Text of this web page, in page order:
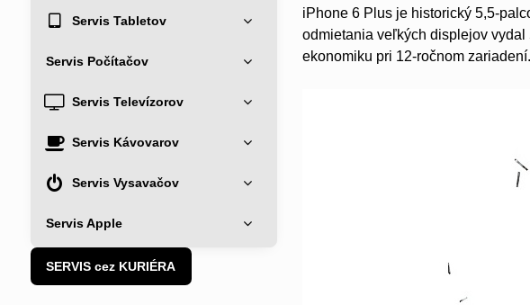
iPhone 6 Plus je historický 5,5-
odmietania veľkých displejov
ekonomiku pri 12-ročnom zariadení.
Servis Tabletov
Servis Počítačov
Servis Televízorov
Servis Kávovarov
Servis Vysavačov
Servis Apple
SERVIS cez KURIÉRA